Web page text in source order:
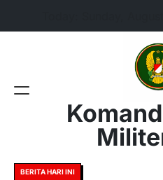
Posted
BERITA HARI INI